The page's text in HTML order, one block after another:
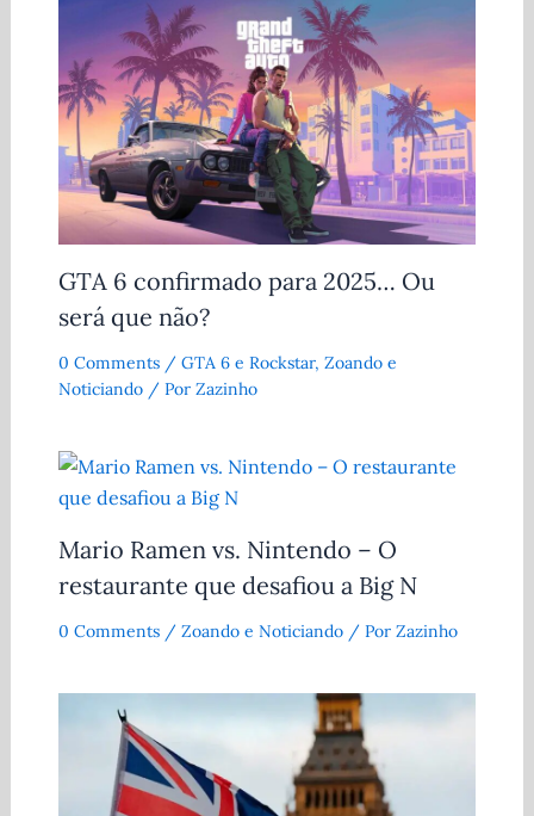
GTA 6 confirmado para 2025… Ou
será que não?
0 Comments / GTA 6 e Rockstar, Zoando e
Noticiando/ Por Zazinho
Mario Ramen vs. Nintendo – O
restaurante que desafiou a Big N
0 Comments / Zoando e Noticiando/ Por Zazinho